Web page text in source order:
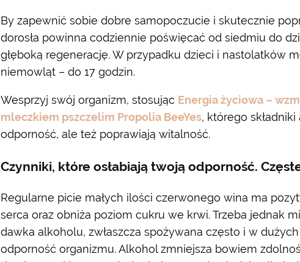
By zapewnić sobie dobre samopoczucie i skutecznie
dorosła powinna codziennie poświęcać od siedmiu do
głęboką regenerację. W przypadku dzieci i nastolatków
niemowląt – do 17 godzin.
Wesprzyj swój organizm, stosując Energia życiowa –
mleczkiem pszczelim Propolia BeeYes, którego
odporność, ale też poprawiają witalność.
Czynniki, które osłabiają twoją odporność.
Regularne picie małych ilości czerwonego wina ma
serca oraz obniża poziom cukru we krwi. Trzeba jednak
dawka alkoholu, zwłaszcza spożywana często i w
odporność organizmu. Alkohol zmniejsza bowiem